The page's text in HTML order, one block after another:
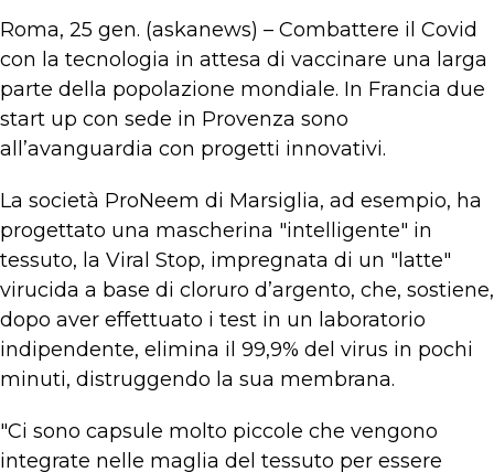
Roma, 25 gen. (askanews) – Combattere il Covid
con la tecnologia in attesa di vaccinare una larga
parte della popolazione mondiale. In Francia due
start up con sede in Provenza sono
all’avanguardia con progetti innovativi.
La società ProNeem di Marsiglia, ad esempio, ha
progettato una mascherina "intelligente" in
tessuto, la Viral Stop, impregnata di un "latte"
virucida a base di cloruro d’argento, che, sostiene,
dopo aver effettuato i test in un laboratorio
indipendente, elimina il 99,9% del virus in pochi
minuti, distruggendo la sua membrana.
"Ci sono capsule molto piccole che vengono
integrate nelle maglia del tessuto per essere